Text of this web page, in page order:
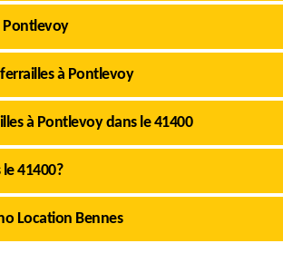
Pontlevoy
à Pontlevoy
à Pontlevoy dans le 41400
41400?
Location Bennes